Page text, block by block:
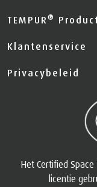
TEMPUR ®
Klantenservice
Privacybeleid
Het Certified
licentie